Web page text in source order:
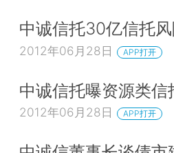
中诚信托30亿信托
2012年06月28日 APP打开
中诚信托曝资源类信
2012年06月28日 APP打开